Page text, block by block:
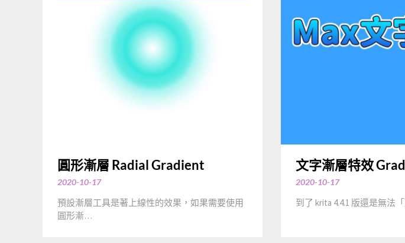
圓形漸層 Radial Gradient
2020-10-17
預設漸層工具是著上線性的效果，如果需要使用
圓形漸…
文字漸層特效
2020-10-17
到了 krita 4.4.1 版還是無法